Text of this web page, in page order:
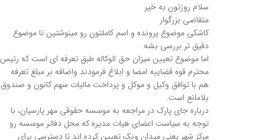
سلام روزتون به خیر
متقاضی بزرگوار
کاشکی موضوع پرونده و اسم کاملتون رو مینوشتین تا موضوع
دقیق تر بررسی بشه.
اما موضوع تعیین میزان حق الوکاله طبق تعرفه ای است که رئیس
محترم قوه قضاییه امضا و ابلاغ فرمودند واضافه بر مبلغ تعرفه
هم با توافق وکیل و موکل و پرداخت مالیات سهم کانون و صندوق
بلامانع است.
درباره جای پارک در مراجعه به موسسه حقوقی مهر پارسیان، با
توجه به سیاست اعضای هیات مدیره که محل دفاتر موسسه رو
مرکز شهر یعنی میدان ونک تعیین کرده اند تا دسترسی برای